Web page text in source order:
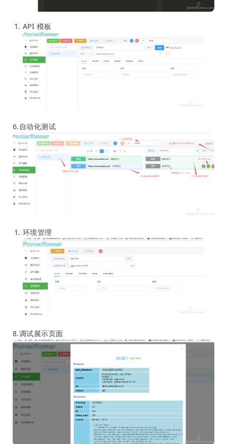
API 模板
6.自动化测试
环境管理
8.调试展示页面